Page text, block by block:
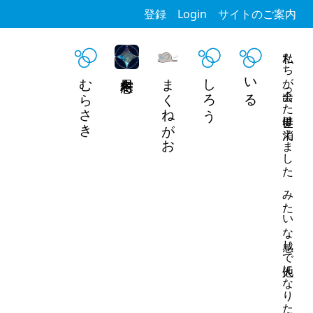
登録 Login サイトのご案内
私たちが出会った世界は消えました みたいな感じで他人になりたい
いる
しろう
まくねがお
むらさき